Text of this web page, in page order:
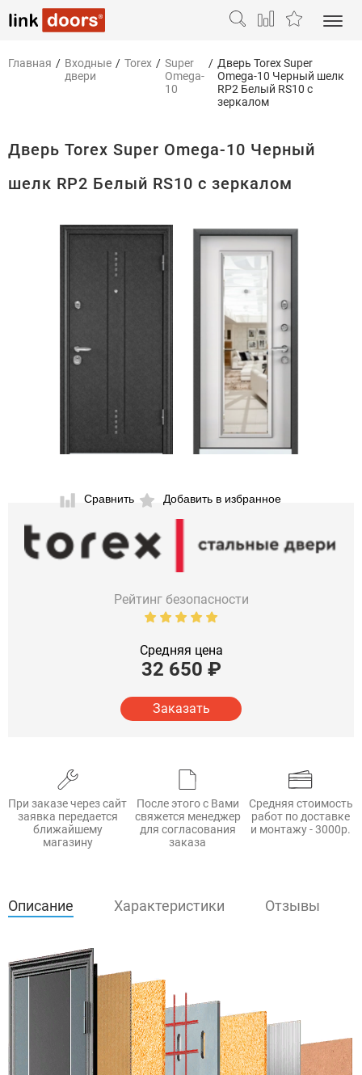
Главная / Входные
двери
/ Torex / Super
Omega-
10
/ Дверь Torex Super
Omega-10 Черный шелк
RP2 Белый RS10 с
зеркалом
Дверь Torex Super Omega-10 Черный
шелк RP2 Белый RS10 с зеркалом
Сравнить Добавить в избранное
Рейтинг безопасности
Средняя цена
32 650 ₽
Заказать
При заказе через сайт
заявка передается
ближайшему
магазину
После этого с Вами
свяжется менеджер
для согласования
заказа
Средняя стоимость
работ по доставке
и монтажу - 3000р.
Описание Характеристики Отзывы